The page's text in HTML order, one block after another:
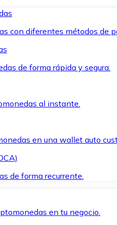
con diferentes métodos de
de forma rápida y segura.
al instante.
en una wallet auto
de forma recurrente.
en tu negocio.